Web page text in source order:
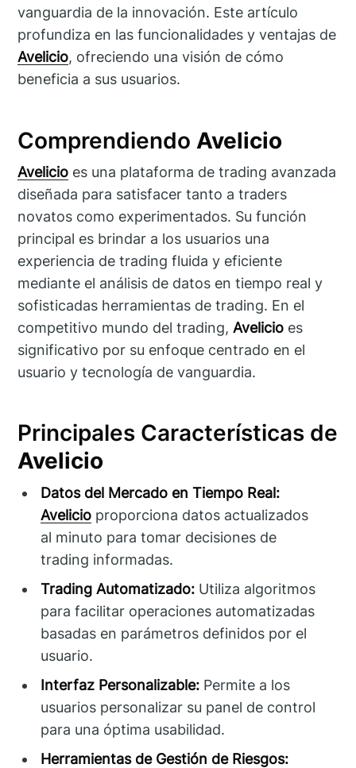
vanguardia de la innovación. Este artículo
profundiza en las funcionalidades y ventajas de
Avelicio, ofreciendo una visión de cómo
beneficia a sus usuarios.
Comprendiendo Avelicio
Avelicio es una plataforma de trading avanzada
diseñada para satisfacer tanto a traders
novatos como experimentados. Su función
principal es brindar a los usuarios una
experiencia de trading fluida y eficiente
mediante el análisis de datos en tiempo real y
sofisticadas herramientas de trading. En el
competitivo mundo del trading,Avelicio es
significativo por su enfoque centrado en el
usuario y tecnología de vanguardia.
Principales Características de
Avelicio
Datos del Mercado en Tiempo Real:
Avelicio proporciona datos actualizados
al minuto para tomar decisiones de
trading informadas.
Trading Automatizado: Utiliza algoritmos
para facilitar operaciones automatizadas
basadas en parámetros definidos por el
usuario.
Interfaz Personalizable: Permite a los
usuarios personalizar su panel de control
para una óptima usabilidad.
Herramientas de Gestión de Riesgos: